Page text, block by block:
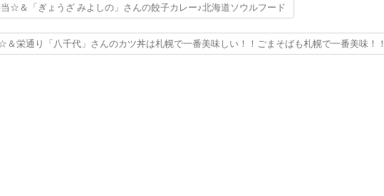
☆＆「ぎょうざ みよしの」さんの餃子カレー♪北海道ソウルフード
栄通り「八千代」さんのカツ丼は札幌で一番美味しい！！ごまそばも札幌で一番美味！！